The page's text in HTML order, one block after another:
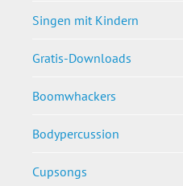
Singen mit Kindern
Gratis-Downloads
Boomwhackers
Bodypercussion
Cupsongs